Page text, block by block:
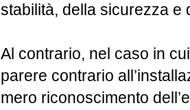
stabilità, della sicurezza e
Al contrario, nel caso in
parere contrario
mero riconoscimento